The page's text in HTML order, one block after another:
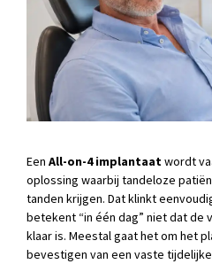
Een All-on-4 implantaatwordt
oplossing waarbij tandeloze
tanden krijgen. Dat klinkt
betekent “in één dag” niet dat de
klaar is. Meestal gaat het om het
bevestigen van een vaste